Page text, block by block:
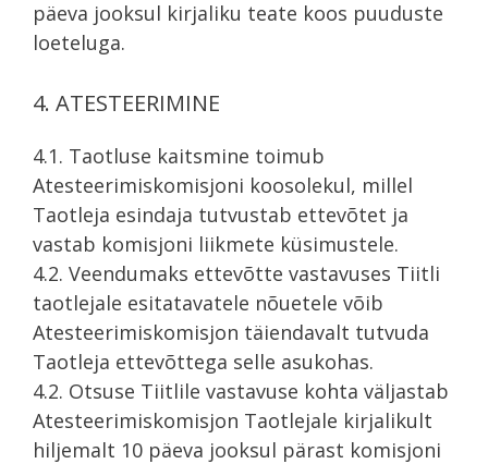
päeva jooksul kirjaliku teate koos puuduste
loeteluga.
4. ATESTEERIMINE
4.1. Taotluse kaitsmine toimub
Atesteerimiskomisjoni koosolekul, millel
Taotleja esindaja tutvustab ettevõtet ja
vastab komisjoni liikmete küsimustele.
4.2. Veendumaks ettevõtte vastavuses Tiitli
taotlejale esitatavatele nõuetele võib
Atesteerimiskomisjon täiendavalt tutvuda
Taotleja ettevõttega selle asukohas.
4.2. Otsuse Tiitlile vastavuse kohta väljastab
Atesteerimiskomisjon Taotlejale kirjalikult
hiljemalt 10 päeva jooksul pärast komisjoni